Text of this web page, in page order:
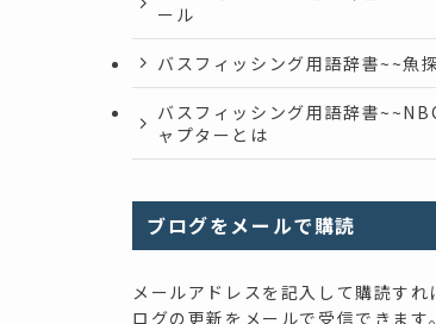
ール
バスフィッシング用語辞書~~魚
バスフィッシング用語辞書
ャプターとは
ブログをメールで購読
メールアドレスを記入して購読すれ
ログの更新をメールで受信できます。